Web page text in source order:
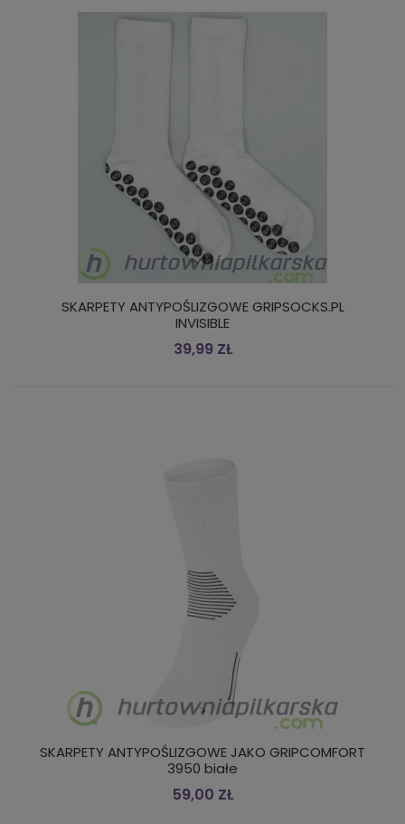
SKARPETY ANTYPOŚLIZGOWE GRIPSOCKS.PL
INVISIBLE
39,99 ZŁ
SKARPETY ANTYPOŚLIZGOWE JAKO GRIPCOMFORT
3950 białe
59,00 ZŁ